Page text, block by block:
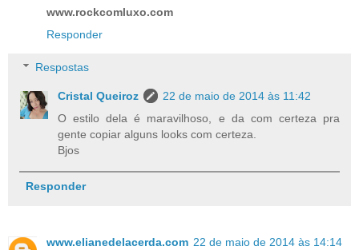
www.rockcomluxo.com
Responder
Respostas
Cristal Queiroz
22 de maio de 2014 às 11:42
O estilo dela é maravilhoso, e da com certeza pra
gente copiar alguns looks com certeza.
Bjos
Responder
www.elianedelacerda.com 22 de maio de 2014 às 14:14